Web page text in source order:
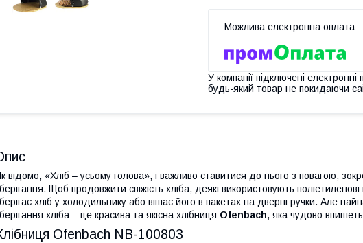
У компанії підключені
будь-який товар не покидаючи
відомо, «Хліб – усьому голова», і важливо ставитися до нього з повагою,
Щоб продовжити свіжість хліба, деякі використовують
хліб у холодильнику або вішає його в пакетах на дверні ручки. Але
хліба – це красива та якісна хлібниця Ofenbach, яка чудово
Ofenbach NB-100803